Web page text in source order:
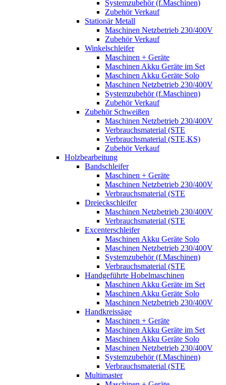
Systemzubehör (f.Maschinen)
Zubehör Verkauf
Stationär Metall
Maschinen Netzbetrieb 230/400V
Zubehör Verkauf
Winkelschleifer
Maschinen + Geräte
Maschinen Akku Geräte im Set
Maschinen Akku Geräte Solo
Maschinen Netzbetrieb 230/400V
Systemzubehör (f.Maschinen)
Zubehör Verkauf
Zubehör Schweißen
Maschinen Netzbetrieb 230/400V
Verbrauchsmaterial (STE
Verbrauchsmaterial (STE,KS)
Zubehör Verkauf
Holzbearbeitung
Bandschleifer
Maschinen + Geräte
Maschinen Netzbetrieb 230/400V
Verbrauchsmaterial (STE
Dreieckschleifer
Maschinen Netzbetrieb 230/400V
Verbrauchsmaterial (STE
Excenterschleifer
Maschinen Akku Geräte Solo
Maschinen Netzbetrieb 230/400V
Systemzubehör (f.Maschinen)
Verbrauchsmaterial (STE
Handgeführte Hobelmaschinen
Maschinen Akku Geräte im Set
Maschinen Akku Geräte Solo
Maschinen Netzbetrieb 230/400V
Handkreissäge
Maschinen + Geräte
Maschinen Akku Geräte im Set
Maschinen Akku Geräte Solo
Maschinen Netzbetrieb 230/400V
Systemzubehör (f.Maschinen)
Verbrauchsmaterial (STE
Multimaster